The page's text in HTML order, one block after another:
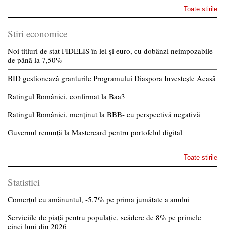
Toate stirile
Stiri economice
Noi titluri de stat FIDELIS în lei și euro, cu dobânzi neimpozabile
de pânã la 7,50%
BID gestionează granturile Programului Diaspora Investește Acasă
Ratingul României, confirmat la Baa3
Ratingul României, menținut la BBB- cu perspectivă negativă
Guvernul renunță la Mastercard pentru portofelul digital
Toate stirile
Statistici
Comerțul cu amănuntul, -5,7% pe prima jumătate a anului
Serviciile de piață pentru populație, scădere de 8% pe primele
cinci luni din 2026